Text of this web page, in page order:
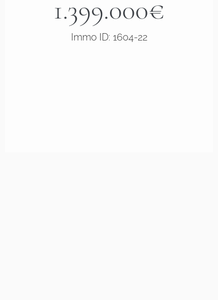
1.399.000€
Immo ID: 1604-22